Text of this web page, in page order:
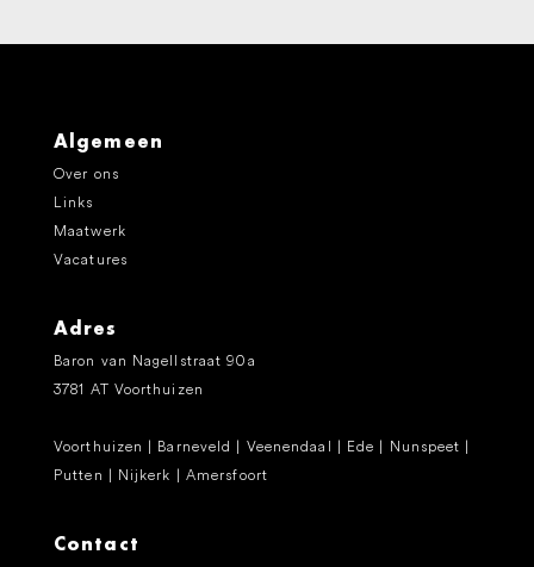
Algemeen
Over ons
Links
Maatwerk
Vacatures
Adres
Baron van Nagellstraat 90a
3781 AT Voorthuizen
Voorthuizen | Barneveld | Veenendaal | Ede | Nunspeet |
Putten | Nijkerk | Amersfoort
Contact